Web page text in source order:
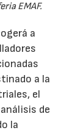
EMAF.
a
a la
el
de
la